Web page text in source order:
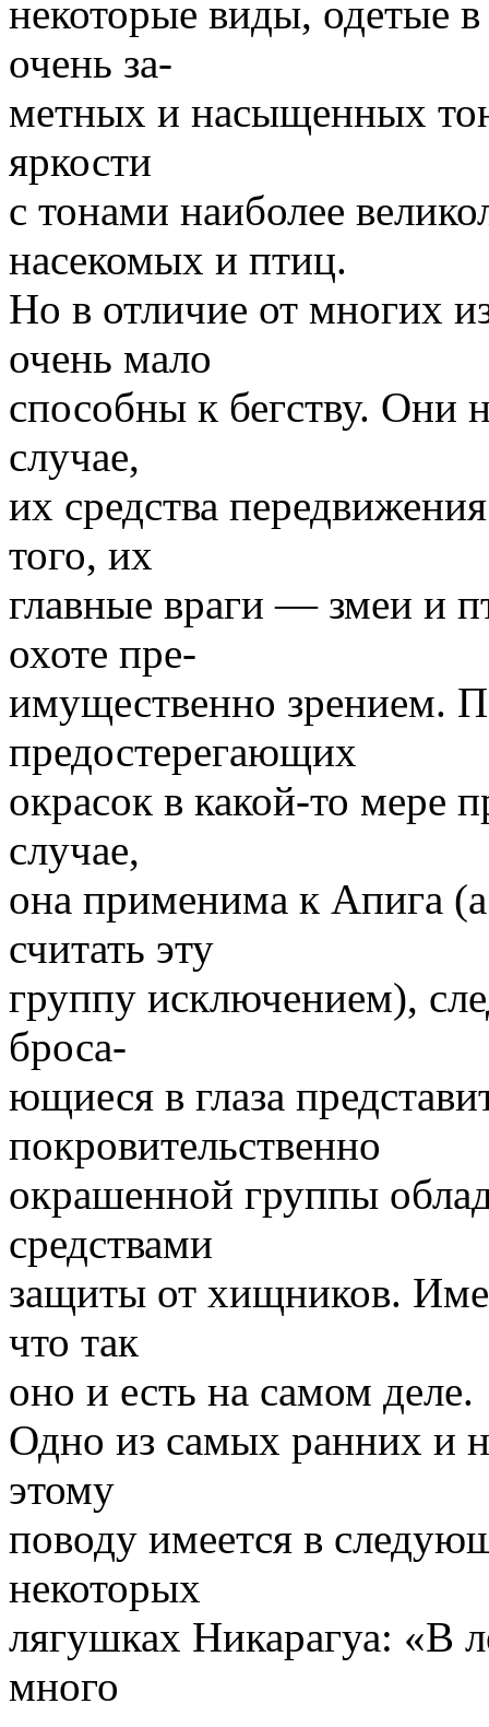
некоторые виды, одетые
очень за-
метных и насыщенных
яркости
с тонами наиболее
насекомых и птиц.
Но в отличие от многих
очень мало
способны к бегству. Они
случае,
их средства
того, их
главные враги — змеи и
охоте пре-
имущественно зрением.
предостерегающих
окрасок в какой-то мере
случае,
она применима к Апига
считать эту
группу исключением),
броса-
ющиеся в глаза
покровительственно
окрашенной группы
средствами
защиты от хищников.
что так
оно и есть на самом деле.
Одно из самых ранних и
этому
поводу имеется в
некоторых
лягушках Никарагуа: «В
много